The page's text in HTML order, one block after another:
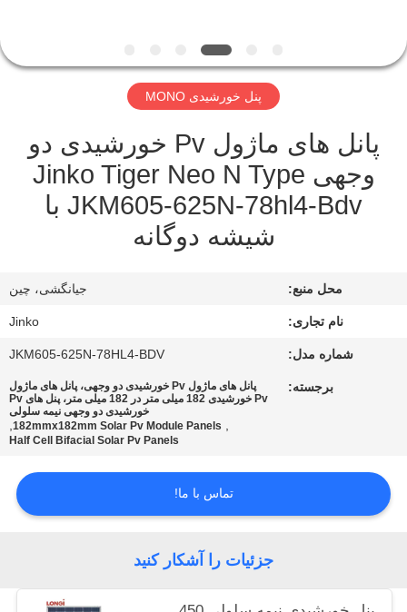
کنترل
درخواست
نقل
قول
PRIVACY
POLICY
پنل خورشیدی MONO
پانل های ماژول Pv خورشیدی دو
وجهی Jinko Tiger Neo N Type
JKM605-625N-78hl4-Bdv با
شیشه دوگانه
محل منبع: جیانگشی، چین
نام تجاری: Jinko
شماره مدل: JKM605-625N-78HL4-BDV
برجسته:
پانل های ماژول Pv خورشیدی دو وجهی، پانل های ماژول
Pv خورشیدی 182 میلی متر در 182 میلی متر، پنل های Pv
خورشیدی دو وجهی نیمه سلولی
,
182mmx182mm Solar Pv Module Panels
,
Half Cell Bifacial Solar Pv Panels
تماس با ما!
جزئیات را آشکار کنید